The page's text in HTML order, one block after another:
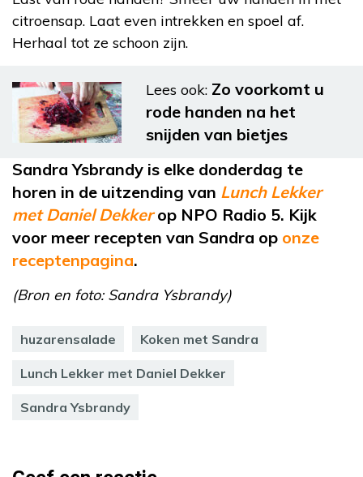
citroensap. Laat even intrekken en spoel af.
Herhaal tot ze schoon zijn.
Lees ook: Zo voorkomt u
rode handen na het
snijden van bietjes
Sandra Ysbrandy is elke donderdag te
horen in de uitzending van Lunch Lekker
met Daniel Dekkerop NPO Radio 5. Kijk
voor meer recepten van Sandra op onze
receptenpagina.
(Bron en foto: Sandra Ysbrandy)
huzarensalade Koken met Sandra
Lunch Lekker met Daniel Dekker
Sandra Ysbrandy